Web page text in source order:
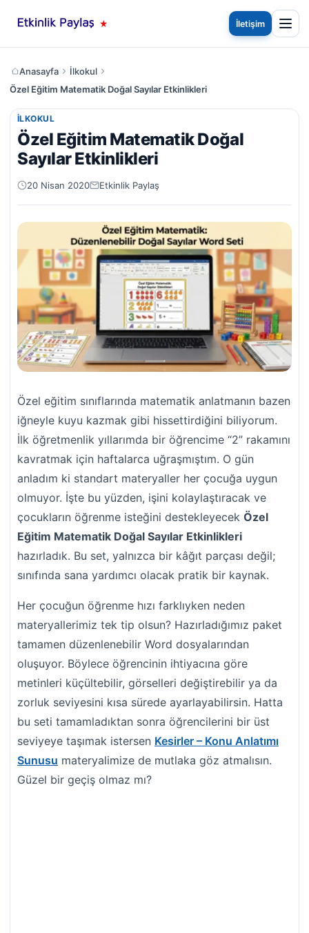
İletişim
Anasayfa
İlkokul
Özel Eğitim Matematik Doğal Sayılar Etkinlikleri
İLKOKUL
Özel Eğitim Matematik Doğal
Sayılar Etkinlikleri
20 Nisan 2020 Etkinlik Paylaş
Özel eğitim sınıflarında matematik anlatmanın bazen
iğneyle kuyu kazmak gibi hissettirdiğini biliyorum.
İlk öğretmenlik yıllarımda bir öğrencime “2” rakamını
kavratmak için haftalarca uğraşmıştım. O gün
anladım ki standart materyaller her çocuğa uygun
olmuyor. İşte bu yüzden, işini kolaylaştıracak ve
çocukların öğrenme isteğini destekleyecek Özel
Eğitim Matematik Doğal Sayılar Etkinlikleri
hazırladık. Bu set, yalnızca bir kâğıt parçası değil;
sınıfında sana yardımcı olacak pratik bir kaynak.
Her çocuğun öğrenme hızı farklıyken neden
materyallerimiz tek tip olsun? Hazırladığımız paket
tamamen düzenlenebilir Word dosyalarından
oluşuyor. Böylece öğrencinin ihtiyacına göre
metinleri küçültebilir, görselleri değiştirebilir ya da
zorluk seviyesini kısa sürede ayarlayabilirsin. Hatta
bu seti tamamladıktan sonra öğrencilerini bir üst
seviyeye taşımak istersen Kesirler – Konu Anlatımı
Sunusu materyalimize de mutlaka göz atmalısın.
Güzel bir geçiş olmaz mı?